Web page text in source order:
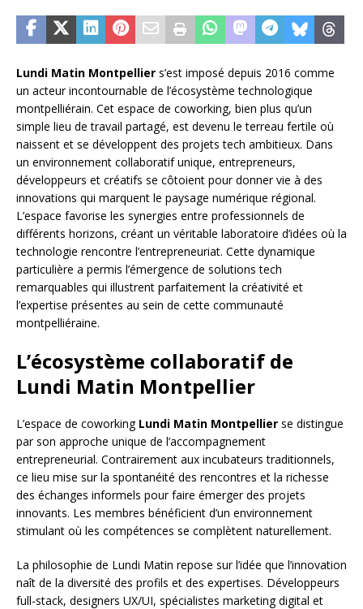
Lundi Matin Montpellier s’est imposé depuis 2016 comme
un acteur incontournable de l’écosystème technologique
montpelliérain. Cet espace de coworking, bien plus qu’un
simple lieu de travail partagé, est devenu le terreau fertile où
naissent et se développent des projets tech ambitieux. Dans
un environnement collaboratif unique, entrepreneurs,
développeurs et créatifs se côtoient pour donner vie à des
innovations qui marquent le paysage numérique régional.
L’espace favorise les synergies entre professionnels de
différents horizons, créant un véritable laboratoire d’idées où la
technologie rencontre l’entrepreneuriat. Cette dynamique
particulière a permis l’émergence de solutions tech
remarquables qui illustrent parfaitement la créativité et
l’expertise présentes au sein de cette communauté
montpelliéraine.
L’écosystème collaboratif de
Lundi Matin Montpellier
L’espace de coworking Lundi Matin Montpellier se distingue
par son approche unique de l’accompagnement
entrepreneurial. Contrairement aux incubateurs traditionnels,
ce lieu mise sur la spontanéité des rencontres et la richesse
des échanges informels pour faire émerger des projets
innovants. Les membres bénéficient d’un environnement
stimulant où les compétences se complètent naturellement.
La philosophie de Lundi Matin repose sur l’idée que l’innovation
naît de la diversité des profils et des expertises. Développeurs
full-stack, designers UX/UI, spécialistes marketing digital et